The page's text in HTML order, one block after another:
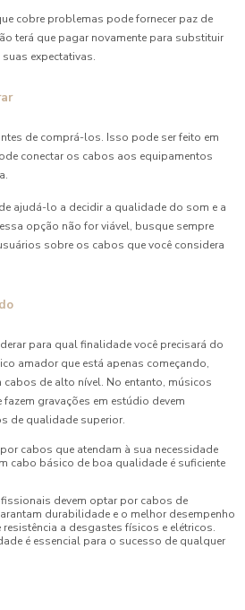
cobre problemas pode fornecer paz de
terá que pagar novamente para substituir
expectativas.
de comprá-los. Isso pode ser feito em
conectar os cabos aos equipamentos
ajudá-lo a decidir a qualidade do som e a
opção não for viável, busque sempre
sobre os cabos que você considera
para qual finalidade você precisará do
amador que está apenas começando,
cabos de alto nível. No entanto, músicos
gravações em estúdio devem
de qualidade superior.
por cabos que atendam à sua necessidade
cabo básico de boa qualidade é suficiente
devem optar por cabos de
durabilidade e o melhor desempenho
a desgastes físicos e elétricos.
é essencial para o sucesso de qualquer